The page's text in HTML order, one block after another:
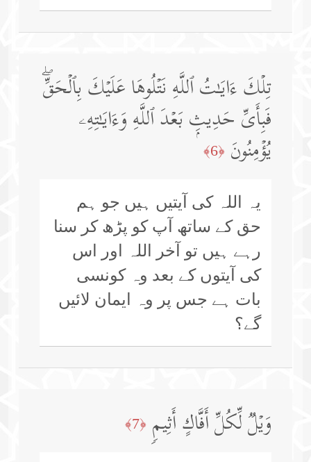
تِلۡكَ ءَایَـٰتُ ٱللَّهِ نَتۡلُوهَا عَلَیۡكَ بِٱلۡحَقِّۖ
فَبِأَیِّ حَدِیثِۭ بَعۡدَ ٱللَّهِ وَءَایَـٰتِهِۦ
یُؤۡمِنُونَ ﴿6﴾
یہ اللہ کی آیتیں ہیں جو ہم
حق کے ساتھ آپ کو پڑھ کر سنا
رہے ہیں تو آخر اللہ اور اس
کی آیتوں کے بعد وہ کونسی
بات ہے جس پر وہ ایمان لائیں
گے؟
وَیۡلࣱ لِّكُلِّ أَفَّاكٍ أَثِیمࣲ ﴿7﴾